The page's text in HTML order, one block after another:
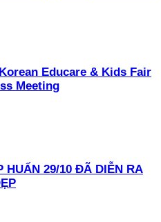
Educare & Kids Fair
Meeting
HUẤN 29/10 ĐÃ DIỄN RA